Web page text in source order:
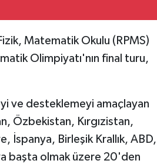
Matematik Okulu (RPMS)
Olimpiyatı'nın final turu,
ve desteklemeyi amaçlayan
Özbekistan, Kırgızistan,
İspanya, Birleşik Krallık, ABD,
başta olmak üzere 20'den